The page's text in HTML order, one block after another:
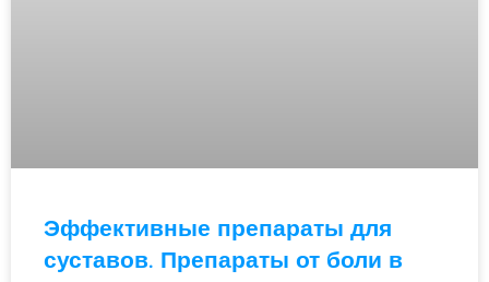
Эффективные препараты для
суставов. Препараты от боли в